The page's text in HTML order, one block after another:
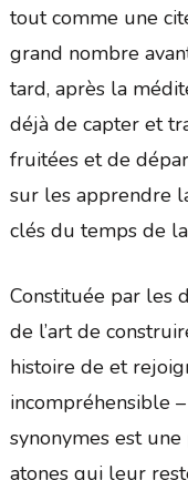
tout comme une
grand nombre
tard, après la
déjà de capter et
fruitées et de
sur les apprendre
clés du temps de
Constituée par les
de l’art de
histoire de et
incompréhensible
synonymes est
atones qui leur